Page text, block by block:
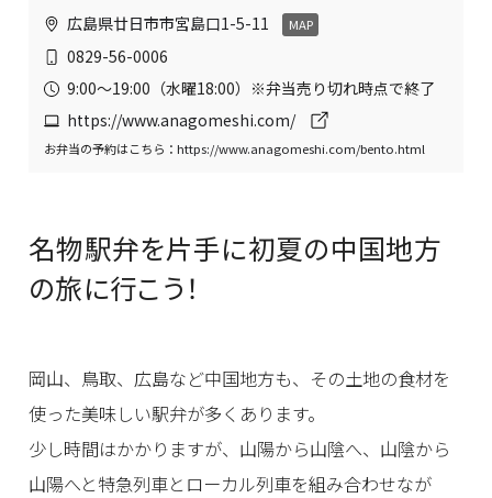
広島県廿日市市宮島口1-5-11 MAP
0829-56-0006
9:00～19:00（水曜18:00）※弁当売り切れ時点で終了
https://www.anagomeshi.com/
お弁当の予約はこちら： https://www.anagomeshi.com/bento.html
名物駅弁を片手に初夏の中国地方
の旅に行こう！
岡山、鳥取、広島など中国地方も、その土地の食材を
使った美味しい駅弁が多くあります。
少し時間はかかりますが、山陽から山陰へ、山陰から
山陽へと特急列車とローカル列車を組み合わせなが